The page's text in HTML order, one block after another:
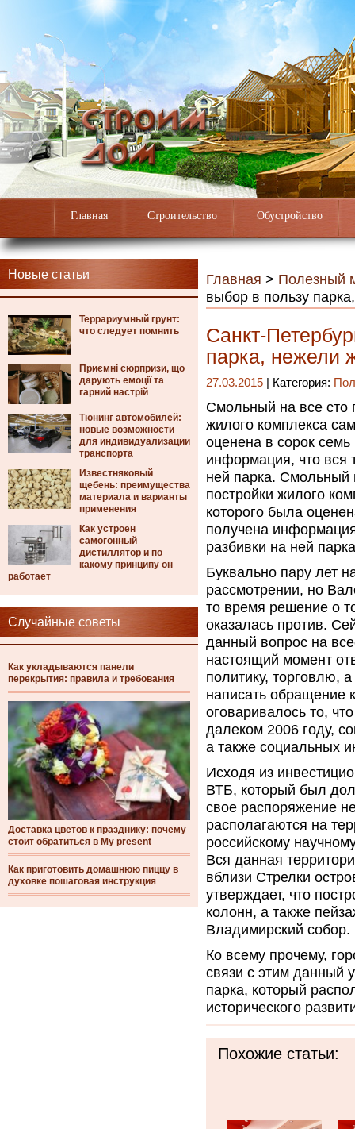
Главная Строительство Обустройство
Новые статьи
Террариумный грунт:
что следует помнить
Приємні сюрпризи, що
дарують емоції та
гарний настрій
Тюнинг автомобилей:
новые возможности
для индивидуализации
транспорта
Известняковый
щебень: преимущества
материала и варианты
применения
Как устроен
самогонный
дистиллятор и по
какому принципу он
работает
Случайные советы
Как укладываются панели
перекрытия: правила и требования
Доставка цветов к празднику: почему
стоит обратиться в My present
Как приготовить домашнюю пиццу в
духовке пошаговая инструкция
Главная > Полезный
выбор в пользу
Санкт-
парка, нежели
27.03.2015 | Категория:
Смольный на все сто
жилого комплекса
оценена в сорок
информация, что вся
ней парка. Смольный
постройки жилого
которого была
получена
разбивки на ней
Буквально пару лет
рассмотрении, но
то время решение о
оказалась против.
данный вопрос на
настоящий момент
политику, торговлю,
написать обращение
оговаривалось то,
далеком 2006 году,
а также социальных
Исходя из
ВТБ, который был
свое распоряжение
располагаются на
российскому
Вся данная
вблизи Стрелки
утверждает, что
колонн, а также
Владимирский собор.
Ко всему прочему,
связи с этим данный
парка, который
исторического
Похожие статьи: